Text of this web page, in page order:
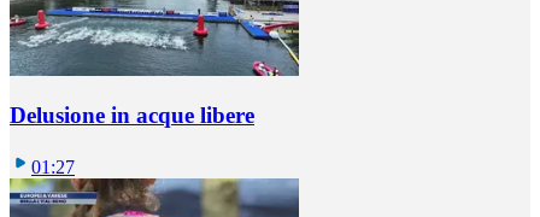
Delusione in acque libere
01:27